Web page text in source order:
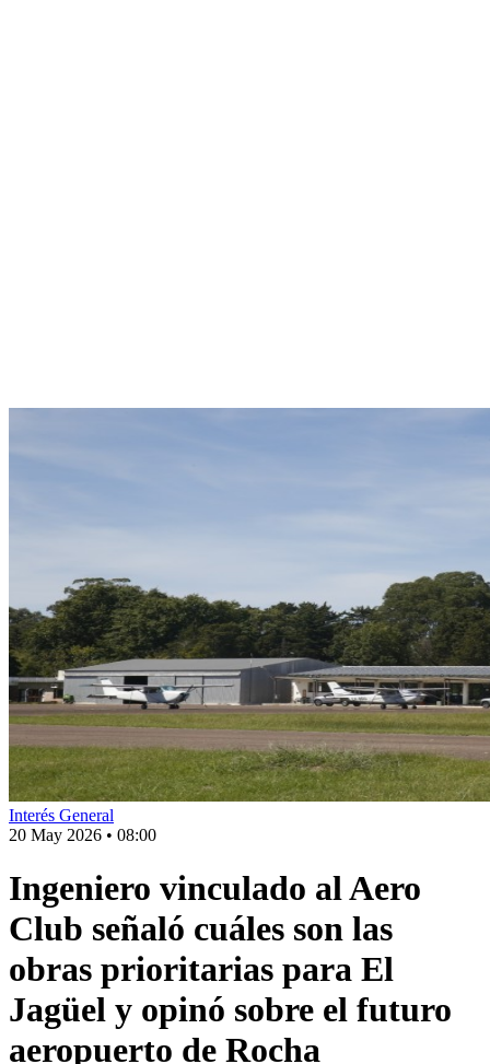
Interés General
20 May 2026 • 08:00
Ingeniero vinculado al Aero
Club señaló cuáles son las
obras prioritarias para El
Jagüel y opinó sobre el futuro
aeropuerto de Rocha